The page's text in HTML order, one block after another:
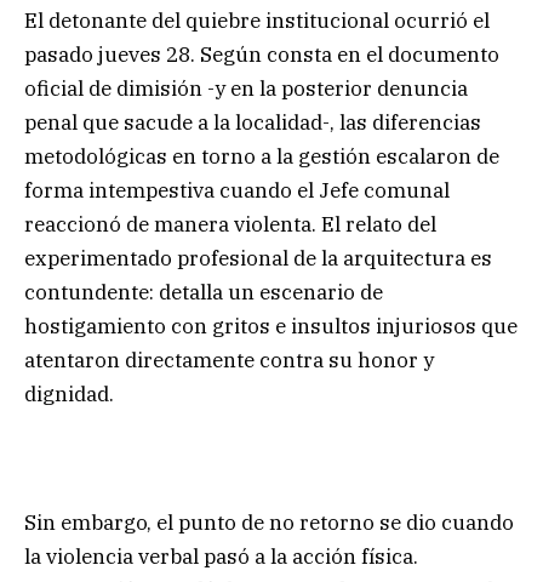
El detonante del quiebre institucional ocurrió el
pasado jueves 28. Según consta en el documento
oficial de dimisión -y en la posterior denuncia
penal que sacude a la localidad-, las diferencias
metodológicas en torno a la gestión escalaron de
forma intempestiva cuando el Jefe comunal
reaccionó de manera violenta. El relato del
experimentado profesional de la arquitectura es
contundente: detalla un escenario de
hostigamiento con gritos e insultos injuriosos que
atentaron directamente contra su honor y
dignidad.
Sin embargo, el punto de no retorno se dio cuando
la violencia verbal pasó a la acción física.